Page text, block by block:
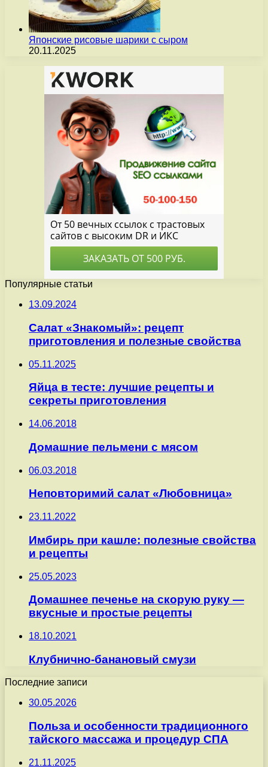
Японские рисовые шарики с сыром
20.11.2025
Популярные статьи
13.09.2024
Салат «Знакомый»: рецепт
приготовления и полезные свойства
05.11.2025
Яйца в тесте: лучшие рецепты и
секреты приготовления
14.06.2018
Домашние пельмени с мясом
06.03.2018
Неповторимий салат «Любовница»
23.11.2022
Имбирь при кашле: полезные свойства
и рецепты
25.05.2023
Домашнее печенье на скорую руку —
вкусные и простые рецепты
18.10.2021
Клубнично-банановый смузи
Последние записи
30.05.2026
Польза и особенности традиционного
тайского массажа и процедур СПА
21.11.2025